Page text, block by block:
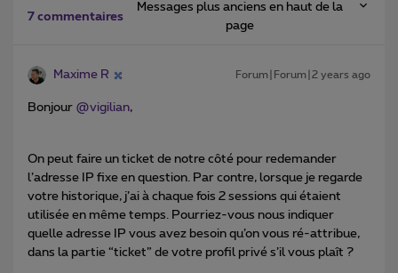
7 commentaires
Messages plus anciens en haut de la
page
Maxime R Forum|Forum|2 years ago
Bonjour @vigilian,
On peut faire un ticket de notre côté pour redemander
l’adresse IP fixe en question. Par contre, lorsque je regarde
votre historique, j’ai à chaque fois 2 sessions qui étaient
utilisée en même temps. Pourriez-vous nous indiquer
quelle adresse IP vous avez besoin qu’on vous ré-attribue,
dans la partie “ticket” de votre profil privé s’il vous plaît ?